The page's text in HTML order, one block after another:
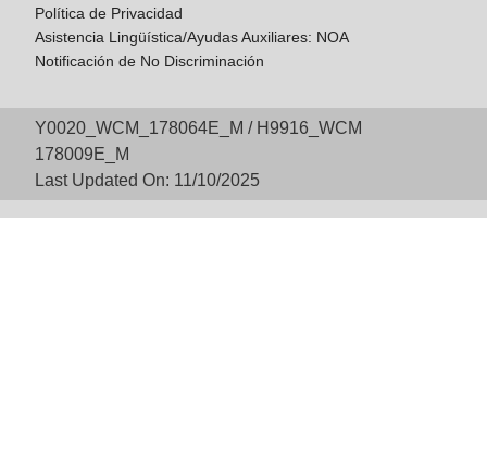
Política de Privacidad
Asistencia Lingüística/Ayudas Auxiliares: NOA
Notificación de No Discriminación
Y0020_WCM_178064E_M / H9916_WCM
178009E_M
Last Updated On: 11/10/2025